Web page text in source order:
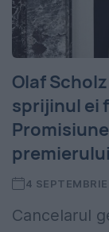
Olaf
sprijinul ei
4
Cancelarul